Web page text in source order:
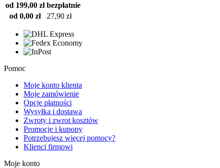
od 199,00 zł bezpłatnie
od 0,00 zł
27,90 zł
Pomoc
Moje konto klienta
Moje zamówienie
Opcje płatności
Wysyłka i dostawa
Zwroty i zwrot kosztów
Promocje i kupony
Potrzebujesz więcej pomocy?
Klienci firmowi
Moje konto